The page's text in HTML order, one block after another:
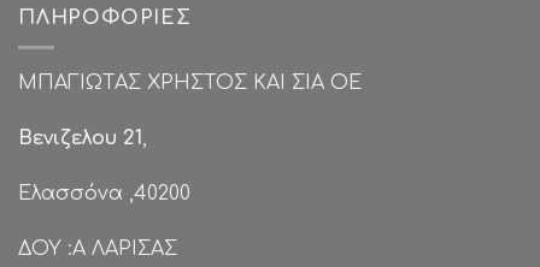
ΠΛΗΡΟΦΟΡΊΕΣ
ΜΠΑΓΙΩΤΑΣ ΧΡΗΣΤΟΣ ΚΑΙ ΣΙΑ ΟΕ
Βενιζελου 21,
Ελασσόνα ,40200
ΔΟΥ :Α ΛΑΡΙΣΑΣ